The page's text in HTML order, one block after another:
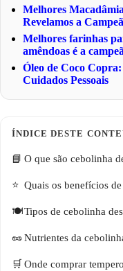
Melhores
Revelamos a Campeã
Melhores farinhas
amêndoas é a
Óleo de Coco
Cuidados Pessoais
O que são cebolinha
Quais os benefícios
Tipos de cebolinha
Nutrientes da
Onde comprar